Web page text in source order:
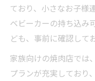
ており、小さなお子様
ベビーカーの持ち込み
ども、事前に確認して
家族向けの焼肉店では
プランが充実しており